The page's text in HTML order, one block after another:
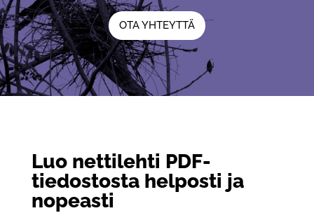
OTA YHTEYTTÄ
Luo nettilehti PDF-
tiedostosta helposti ja
nopeasti